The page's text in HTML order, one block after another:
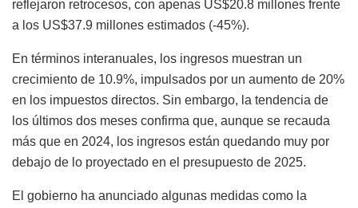
reflejaron retrocesos, con apenas US$20.8 millones frente
a los US$37.9 millones estimados (-45%).
En términos interanuales, los ingresos muestran un
crecimiento de 10.9%, impulsados por un aumento de 20%
en los impuestos directos. Sin embargo, la tendencia de
los últimos dos meses confirma que, aunque se recauda
más que en 2024, los ingresos están quedando muy por
debajo de lo proyectado en el presupuesto de 2025.
El gobierno ha anunciado algunas medidas como la